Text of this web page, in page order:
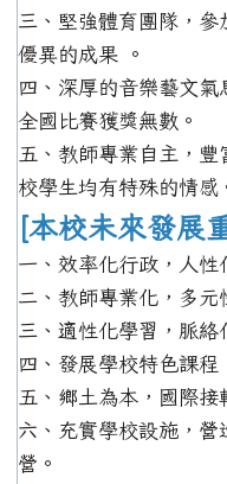
三、堅強體育團隊，
優異的成果 。
四、深厚的音樂藝文氣
全國比賽獲獎無數。
五、教師專業自主，
校學生均有特殊的情感
[本校未來發展
一、效率化行政，人性
二、教師專業化，多元
三、適性化學習，脈絡
四、發展學校特色課程
五、鄉土為本，國際
六、充實學校設施，營
營。